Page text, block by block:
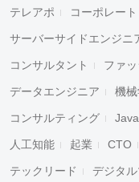
テレアポ コーポレート
サーバーサイドエンジニ
コンサルタント ファ
データエンジニア 機
コンサルティング
人工知能 起業 CTO
テックリード デジタ